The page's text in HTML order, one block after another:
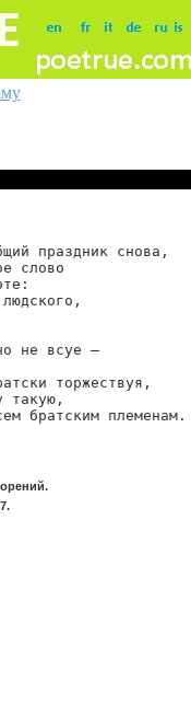
праздник снова,
слово
не всуе —
торжествуя,
такую,
братским племенам.